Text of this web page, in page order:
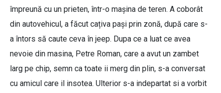
împreună cu un prieten, într-o mașina de teren. A coborât
din autovehicul, a făcut cațiva pași prin zonă, după care s-
a întors să caute ceva în jeep. Dupa ce a luat ce avea
nevoie din masina, Petre Roman, care a avut un zambet
larg pe chip, semn ca toate ii merg din plin, s-a conversat
cu amicul care il insotea. Ulterior s-a indepartat si a vorbit